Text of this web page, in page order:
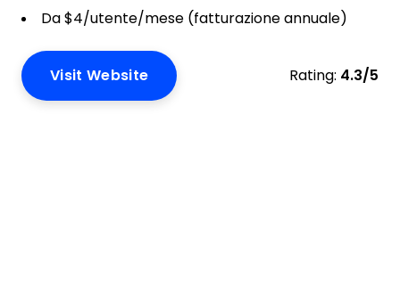
Da $4/utente/mese (fatturazione annuale)
Visit Website Rating: 4.3/5